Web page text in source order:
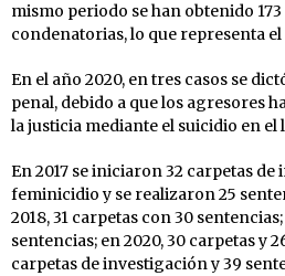
mismo periodo se han obtenido
condenatorias, lo que representa el
En el año 2020, en tres casos se
penal, debido a que los agresores
la justicia mediante el suicidio en el
En 2017 se iniciaron 32 carpetas
feminicidio y se realizaron 25
2018, 31 carpetas con 30
sentencias; en 2020, 30 carpetas y
carpetas de investigación y 39